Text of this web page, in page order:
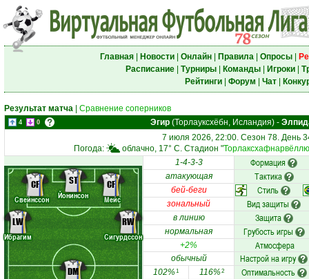
Главная| Новости| Онлайн| Правила| Опросы|
Расписание| Турниры| Команды| Игроки|
Рейтинги| Форум Чат|
Результат матча Сравнение соперников
4 0 Эгир(Торлауксхёбн, Исландия)-
7 июля 2026, 22:00. Сезон 78. День
Погода:
облачно, 17° C. Стадион "
Ибрагим Сигурдссон
Йонинсон
Свейнссон Мейс
LW
DM
RW
ST
CF CF
1-4-3-3 Формация
атакующая Тактика
бей-беги Стиль
зональный Вид защиты
в линию Защита
нормальная Грубость игры
+2% Атмосфера
обычный Настрой на игру
102%1 116%2 Оптимальность